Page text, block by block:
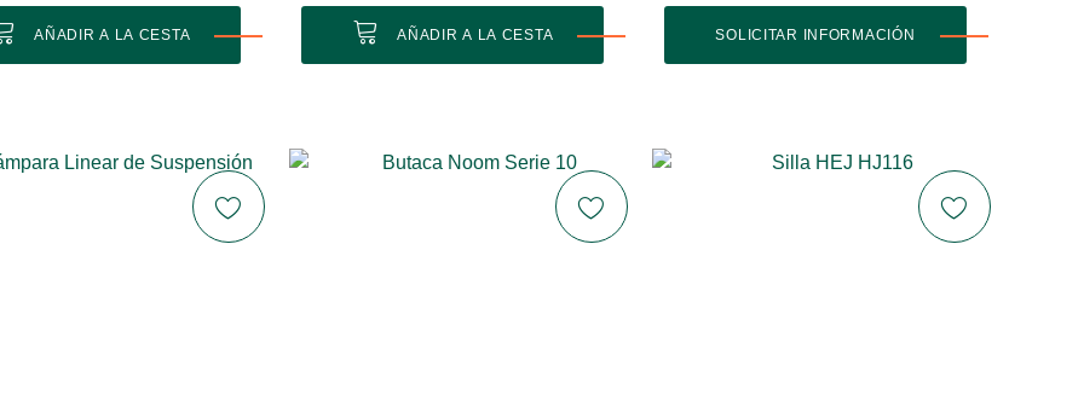
AÑADIR A LA CESTA AÑADIR A LA CESTA SOLICITAR INFORMACIÓN